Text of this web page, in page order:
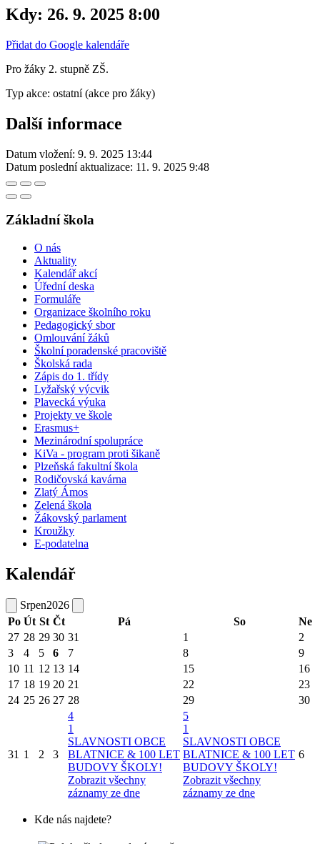
Kdy: 26. 9. 2025 8:00
Přidat do Google kalendáře
Pro žáky 2. stupně ZŠ.
Typ akce: ostatní (akce pro žáky)
Další informace
Datum vložení: 9. 9. 2025 13:44
Datum poslední aktualizace: 11. 9. 2025 9:48
Základní škola
O nás
Aktuality
Kalendář akcí
Úřední deska
Formuláře
Organizace školního roku
Pedagogický sbor
Omlouvání žáků
Školní poradenské pracoviště
Školská rada
Zápis do 1. třídy
Lyžařský výcvik
Plavecká výuka
Projekty ve škole
Erasmus+
Mezinárodní spolupráce
KiVa - program proti šikaně
Plzeňská fakultní škola
Rodičovská kavárna
Zlatý Ámos
Zelená škola
Žákovský parlament
Kroužky
E-podatelna
Kalendář
Srpen2026
Po Út St Čt Pá So
Ne
27 28 29 30 31 1
2
3
4 5 6 7 8
9
10 11 12 13 14 15
16
17 18 19 20 21 22
23
24 25 26 27 28 29 30
31 1 2 3
4
1
SLAVNOSTI OBCE
BLATNICE & 100 LET
BUDOVY ŠKOLY!
Zobrazit všechny
záznamy ze dne
5
1
SLAVNOSTI OBCE
BLATNICE & 100 LET
BUDOVY ŠKOLY!
Zobrazit všechny
záznamy ze dne
6
Kde nás najdete?